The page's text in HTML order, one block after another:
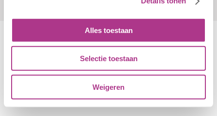
Alles toestaan
Selectie toestaan
Weigeren
Algemene Voorwaarden|Disclaimer|Cookiebeleid